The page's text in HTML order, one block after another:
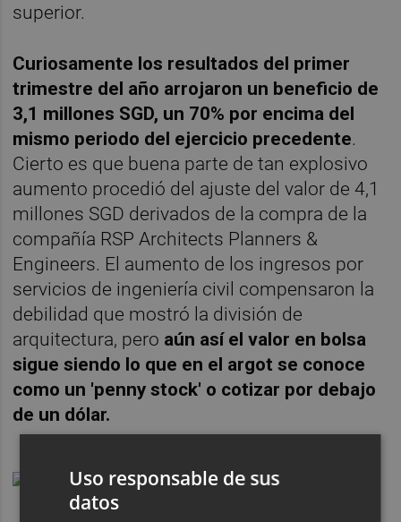
superior.
Curiosamente los resultados del primer
trimestre del año arrojaron un beneficio de
3,1 millones SGD, un 70% por encima del
mismo periodo del ejercicio precedente.
Cierto es que buena parte de tan explosivo
aumento procedió del ajuste del valor de 4,1
millones SGD derivados de la compra de la
compañía RSP Architects Planners &
Engineers. El aumento de los ingresos por
servicios de ingeniería civil compensaron la
debilidad que mostró la división de
arquitectura, pero aún así el valor en bolsa
sigue siendo lo que en el argot se conoce
como un 'penny stock' o cotizar por debajo
de un dólar.
Uso responsable de sus
datos